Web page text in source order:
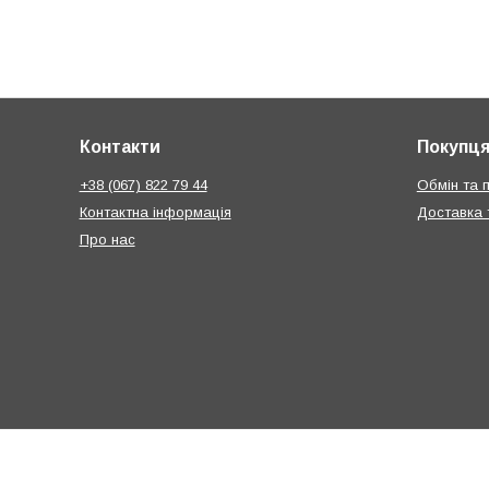
Контакти
+38 (067) 822 79 44
Контактна інформація
Про нас
Обмін та
Доставка